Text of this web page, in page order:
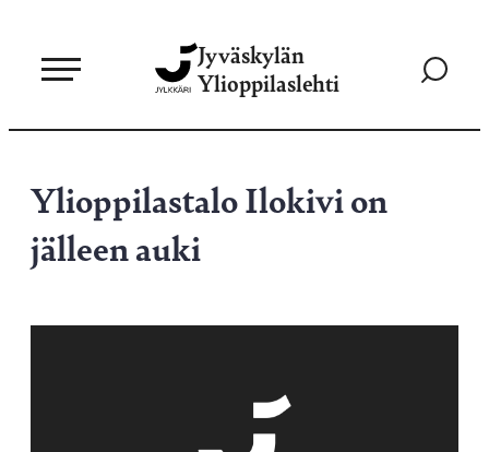
sisältöön
Jyväskylän
Ylioppilaslehti
Siirry
Ylioppilastalo Ilokivi on
jälleen auki